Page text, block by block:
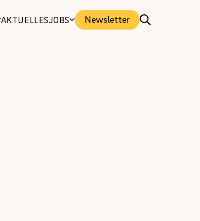
AKTUELLESJOBS Newsletter